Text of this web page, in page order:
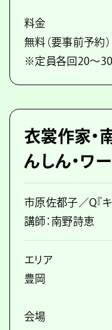
料金
無料（要事前予約）
※定員各回20〜30
衣裳作家・
んしん・ワ
市原佐都子／Q『
講師：南野詩恵
エリア
豊岡
会場